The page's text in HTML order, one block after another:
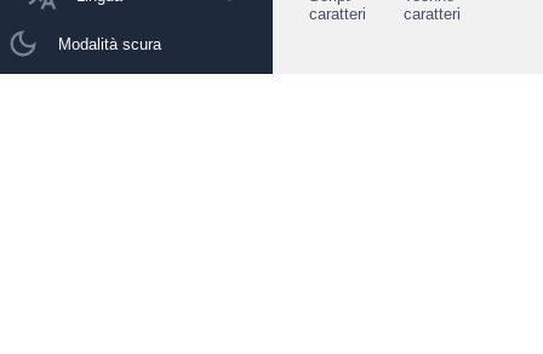
Modalità scura
caratteri
caratteri